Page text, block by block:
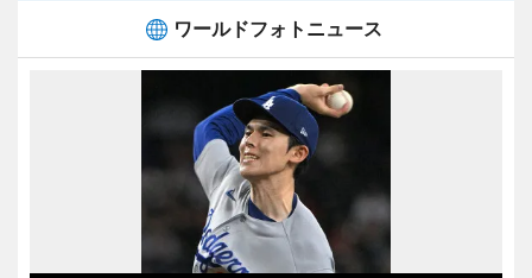
ワールドフォトニュース